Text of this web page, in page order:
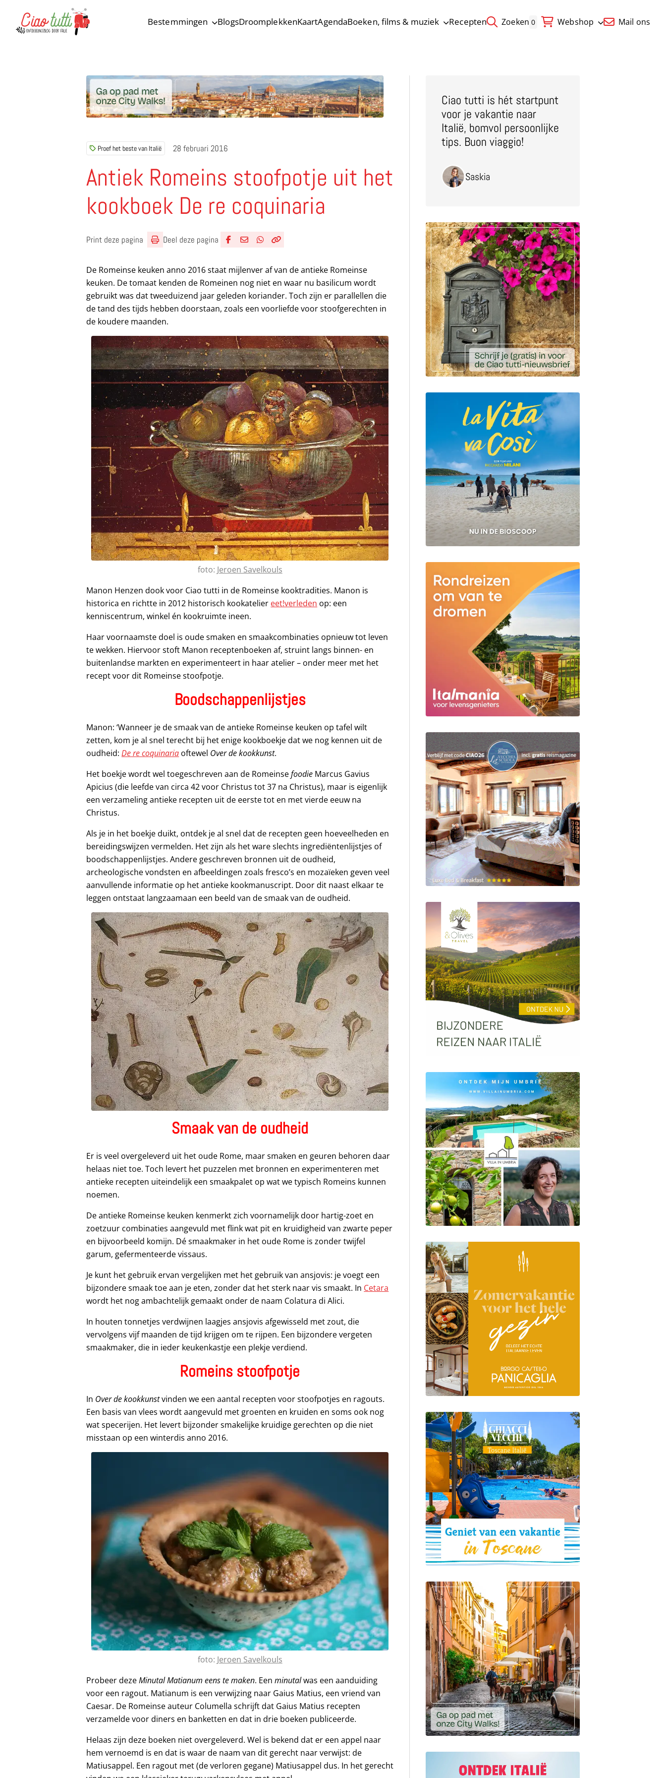
Bestemmingen BlogsDroomplekkenKaartAgendaBoeken, films & muziek Recepten Zoeken 0 Webshop Mail ons
Proef het beste van Italië 28 februari 2016
Antiek Romeins stoofpotje uit het
kookboek De re coquinaria
Print deze pagina
Deel deze pagina
De Romeinse keuken anno 2016 staat mijlenver af van de antieke Romeinse
keuken. De tomaat kenden de Romeinen nog niet en waar nu basilicum wordt
gebruikt was dat tweeduizend jaar geleden koriander. Toch zijn er parallellen die
de tand des tijds hebben doorstaan, zoals een voorliefde voor stoofgerechten in
de koudere maanden.
foto: Jeroen Savelkouls
Manon Henzen dook voor Ciao tutti in de Romeinse kooktradities. Manon is
historica en richtte in 2012 historisch kookatelier eet!verleden op: een
kenniscentrum, winkel én kookruimte ineen.
Haar voornaamste doel is oude smaken en smaakcombinaties opnieuw tot leven
te wekken. Hiervoor stoft Manon receptenboeken af, struint langs binnen- en
buitenlandse markten en experimenteert in haar atelier – onder meer met het
recept voor dit Romeinse stoofpotje.
Boodschappenlijstjes
Manon: ‘Wanneer je de smaak van de antieke Romeinse keuken op tafel wilt
zetten, kom je al snel terecht bij het enige kookboekje dat we nog kennen uit de
oudheid:De re coquinaria oftewel Over de kookkunst.
Het boekje wordt wel toegeschreven aan de Romeinsefoodie Marcus Gavius
Apicius (die leefde van circa 42 voor Christus tot 37 na Christus), maar is eigenlijk
een verzameling antieke recepten uit de eerste tot en met vierde eeuw na
Christus.
Als je in het boekje duikt, ontdek je al snel dat de recepten geen hoeveelheden en
bereidingswijzen vermelden. Het zijn als het ware slechts ingrediëntenlijstjes of
boodschappenlijstjes. Andere geschreven bronnen uit de oudheid,
archeologische vondsten en afbeeldingen zoals fresco’s en mozaïeken geven veel
aanvullende informatie op het antieke kookmanuscript. Door dit naast elkaar te
leggen ontstaat langzaamaan een beeld van de smaak van de oudheid.
Smaak van de oudheid
Er is veel overgeleverd uit het oude Rome, maar smaken en geuren behoren daar
helaas niet toe. Toch levert het puzzelen met bronnen en experimenteren met
antieke recepten uiteindelijk een smaakpalet op wat we typisch Romeins kunnen
noemen.
De antieke Romeinse keuken kenmerkt zich voornamelijk door hartig-zoet en
zoetzuur combinaties aangevuld met flink wat pit en kruidigheid van zwarte peper
en bijvoorbeeld komijn. Dé smaakmaker in het oude Rome is zonder twijfel
garum, gefermenteerde vissaus.
Je kunt het gebruik ervan vergelijken met het gebruik van ansjovis: je voegt een
bijzondere smaak toe aan je eten, zonder dat het sterk naar vis smaakt. In Cetara
wordt het nog ambachtelijk gemaakt onder de naam Colatura di Alici.
In houten tonnetjes verdwijnen laagjes ansjovis afgewisseld met zout, die
vervolgens vijf maanden de tijd krijgen om te rijpen. Een bijzondere vergeten
smaakmaker, die in ieder keukenkastje een plekje verdiend.
Romeins stoofpotje
In Over de kookkunstvinden we een aantal recepten voor stoofpotjes en ragouts.
Een basis van vlees wordt aangevuld met groenten en kruiden en soms ook nog
wat specerijen. Het levert bijzonder smakelijke kruidige gerechten op die niet
misstaan op een winterdis anno 2016.
foto: Jeroen Savelkouls
Probeer dezeMinutal Matianumeens te maken. Eenminutalwas een aanduiding
voor een ragout. Matianum is een verwijzing naar Gaius Matius, een vriend van
Caesar. De Romeinse auteur Columella schrijft dat Gaius Matius recepten
verzamelde voor diners en banketten en dat in drie boeken publiceerde.
Helaas zijn deze boeken niet overgeleverd. Wel is bekend dat er een appel naar
hem vernoemd is en dat is waar de naam van dit gerecht naar verwijst: de
Matiusappel. Een ragout met (de verloren gegane) Matiusappel dus. In het gerecht
Ciao tutti is hét startpunt
voor je vakantie naar
Italië, bomvol persoonlijke
tips. Buon viaggio!
Saskia